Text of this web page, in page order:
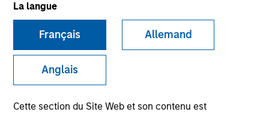
La langue
Français Allemand
Anglais
Cette section du Site Web et son contenu est